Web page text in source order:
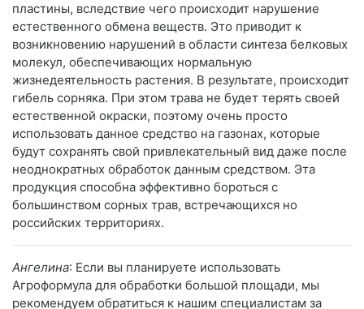
пластины, вследствие чего происходит нарушение
естественного обмена веществ. Это приводит к
возникновению нарушений в области синтеза белковых
молекул, обеспечивающих нормальную
жизнедеятельность растения. В результате, происходит
гибель сорняка. При этом трава не будет терять своей
естественной окраски, поэтому очень просто
использовать данное средство на газонах, которые
будут сохранять свой привлекательный вид даже после
неоднократных обработок данным средством. Эта
продукция способна эффективно бороться с
большинством сорных трав, встречающихся но
российских территориях.
Ангелина: Если вы планируете использовать
Агроформула для обработки большой площади, мы
рекомендуем обратиться к нашим специалистам за